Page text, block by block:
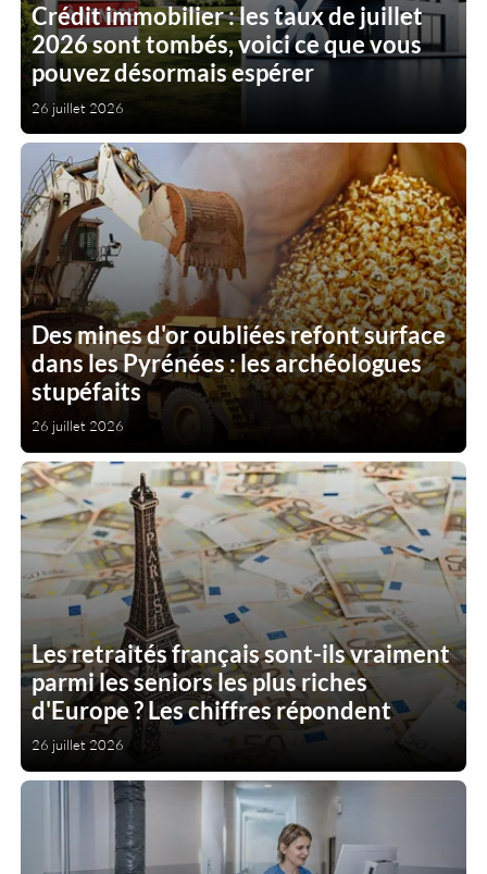
Crédit immobilier : les taux de juillet
2026 sont tombés, voici ce que vous
pouvez désormais espérer
26 juillet 2026
Des mines d'or oubliées refont surface
dans les Pyrénées : les archéologues
stupéfaits
26 juillet 2026
Les retraités français sont-ils vraiment
parmi les seniors les plus riches
d'Europe ? Les chiffres répondent
26 juillet 2026